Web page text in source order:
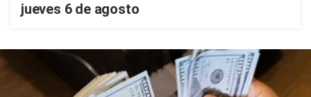
jueves 6 de agosto